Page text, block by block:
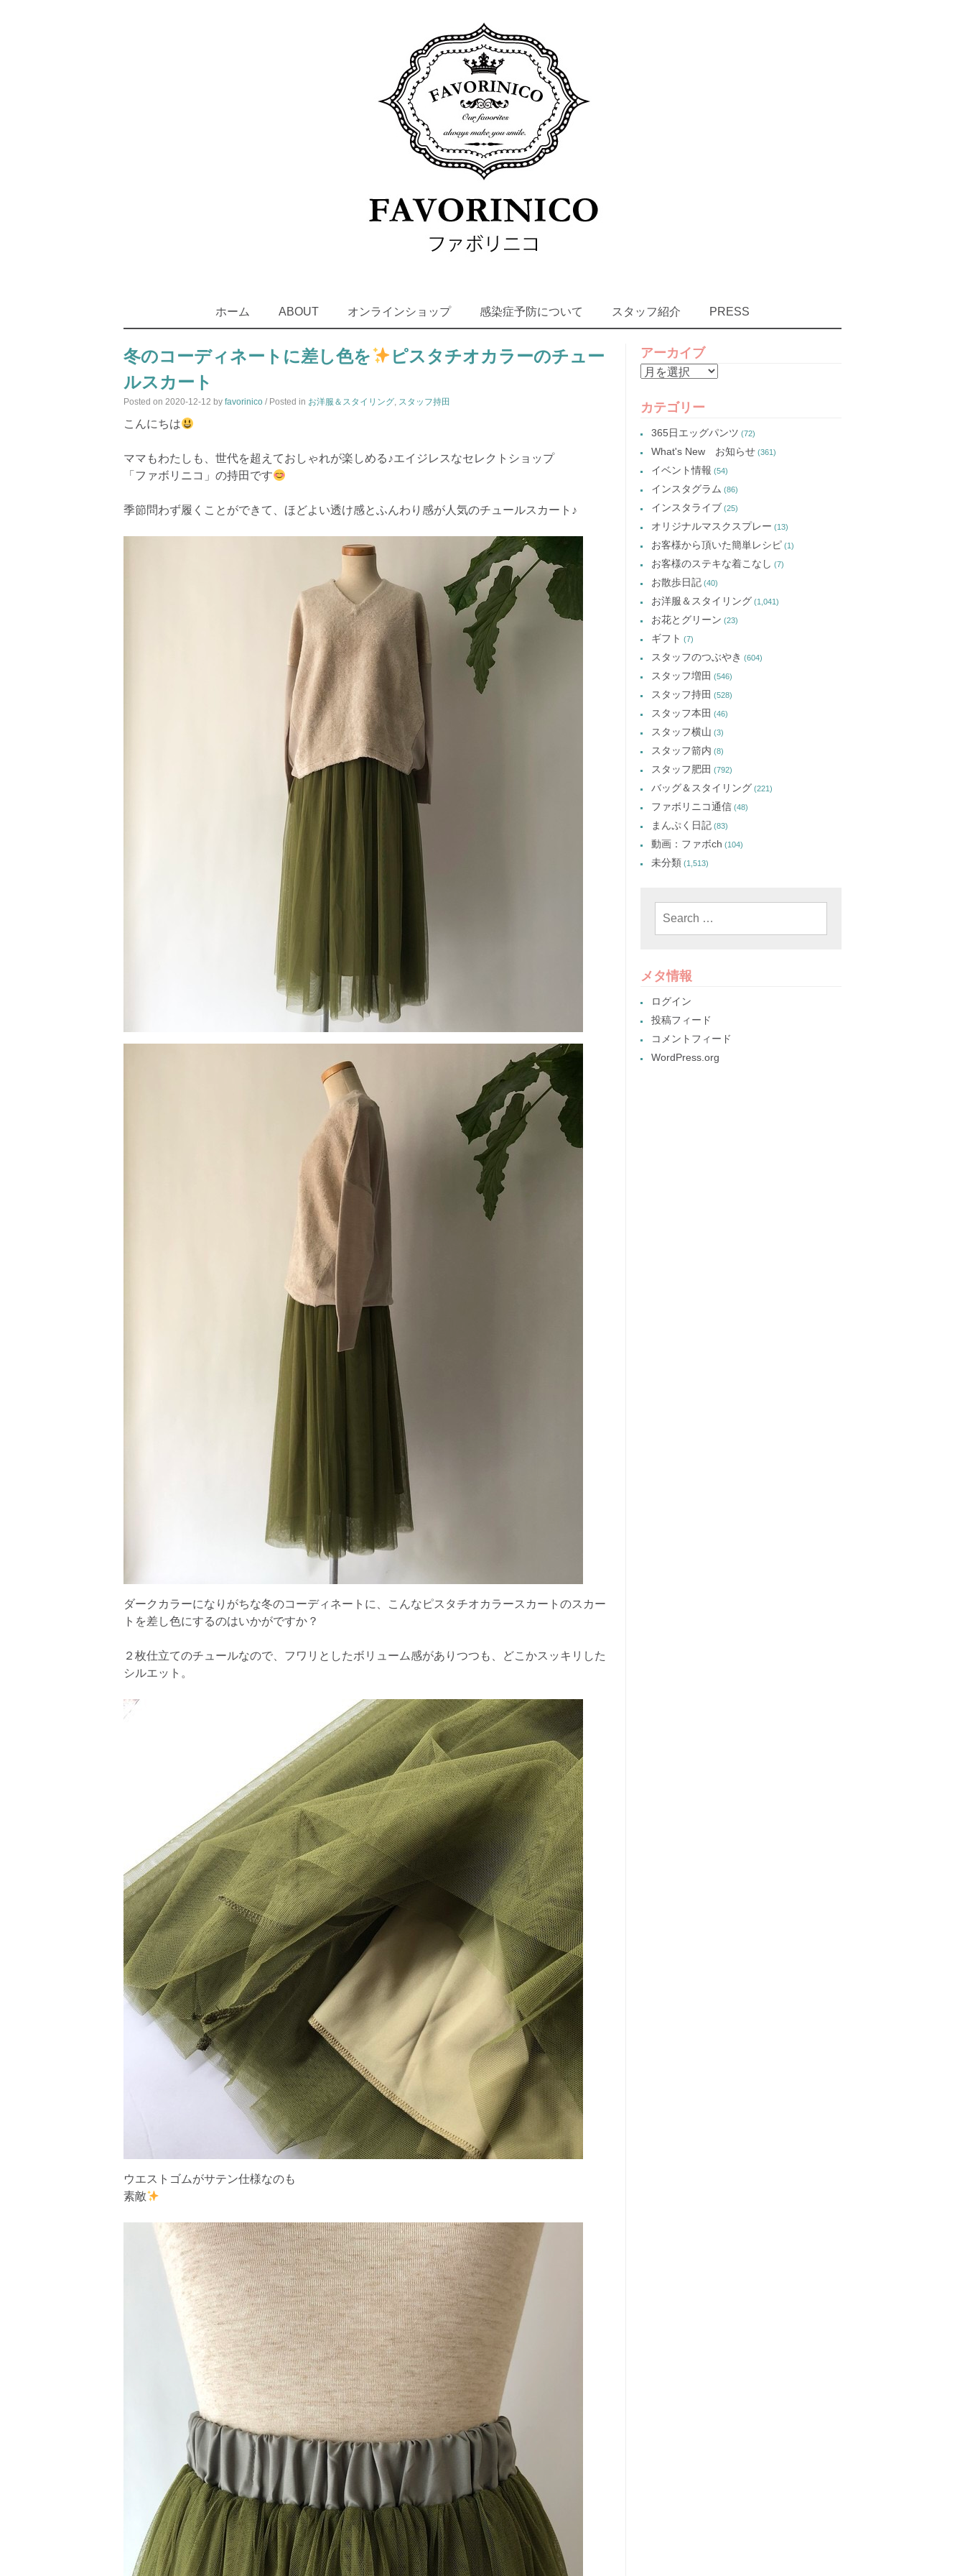
SKIP
TO
ホーム ABOUT オンラインショップ 感染症予防について スタッフ紹介 PRESS
冬のコーディネートに差し色を
ピスタチオカラーのチュー
ルスカート
Posted on 2020-12-12 by favorinico / Posted in お洋服＆スタイリング, スタッフ持田
こんにちは
ママもわたしも、世代を超えておしゃれが楽しめる♪エイジレスなセレクトショップ
「ファボリニコ」の持田です
季節問わず履くことができて、ほどよい透け感とふんわり感が人気のチュールスカート♪
ダークカラーになりがちな冬のコーディネートに、こんなピスタチオカラースカートのスカー
トを差し色にするのはいかがですか？
２枚仕立てのチュールなので、フワリとしたボリューム感がありつつも、どこかスッキリした
シルエット。
ウエストゴムがサテン仕様なのも
素敵
アーカイブ
ア
カ
カテゴリー
365日エッグパンツ (72)
What's New お知らせ (361)
イベント情報 (54)
インスタグラム (86)
インスタライブ (25)
オリジナルマスクスプレー (13)
お客様から頂いた簡単レシピ (1)
お客様のステキな着こなし (7)
お散歩日記 (40)
お洋服＆スタイリング (1,041)
お花とグリーン (23)
ギフト (7)
スタッフのつぶやき (604)
スタッフ増田 (546)
スタッフ持田 (528)
スタッフ本田 (46)
スタッフ横山 (3)
スタッフ箭内 (8)
スタッフ肥田 (792)
バッグ＆スタイリング (221)
ファボリニコ通信 (48)
まんぷく日記 (83)
動画：ファボch (104)
未分類 (1,513)
メタ情報
ログイン
投稿フィード
コメントフィード
WordPress.org